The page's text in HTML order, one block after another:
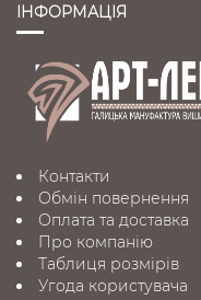
ІНФОРМАЦІЯ
Контакти
Обмін повернення
Оплата та доставка
Про компанію
Таблиця розмірів
Угода користувача